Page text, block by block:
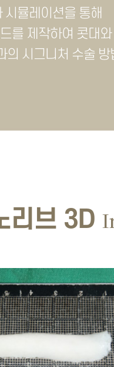
시뮬레이션을 통해
를 제작하여 콧대
의 시그니처 수술 방
리브 3D